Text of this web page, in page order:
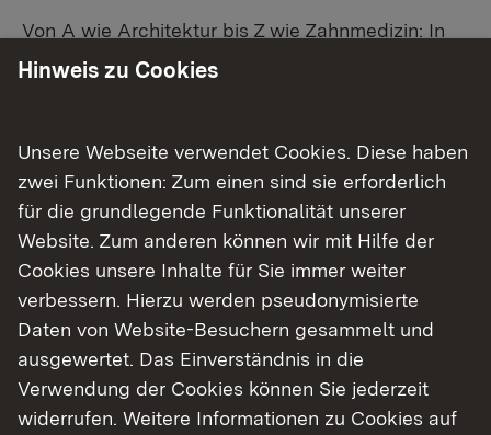
Von A wie Architektur bis Z wie Zahnmedizin: In
Baden-Württemberg warten unzählige
Studiengangsuche schnell den passenden
Studienplatz. Außerdem gibt's eine Schritt-für-
Schritt-Anleitung zu deinem Traum-Studium.
Finde dein Studium in Baden-Württemberg
Hinweis zu Cookies
Unsere Webseite verwendet Cookies. Diese haben
zwei Funktionen: Zum einen sind sie erforderlich
für die grundlegende Funktionalität unserer
Website. Zum anderen können wir mit Hilfe der
Cookies unsere Inhalte für Sie immer weiter
verbessern. Hierzu werden pseudonymisierte
Daten von Website-Besuchern gesammelt und
ausgewertet. Das Einverständnis in die
Verwendung der Cookies können Sie jederzeit
widerrufen. Weitere Informationen zu Cookies auf